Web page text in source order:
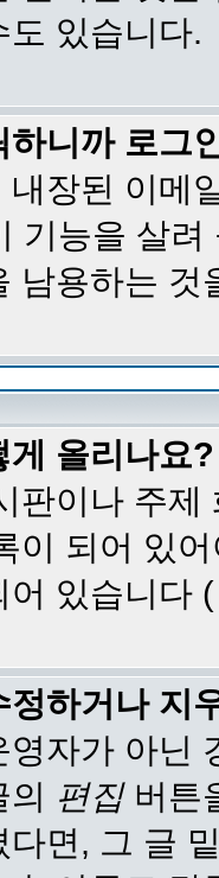
있습니다.
하니까 로그
장된 이메
기능을 살
남용하는 것
게 올리나요?
판이나 주
이 되어 있
어 있습니다 (
정하거나 지
자가 아닌
편집버튼
면, 그 글